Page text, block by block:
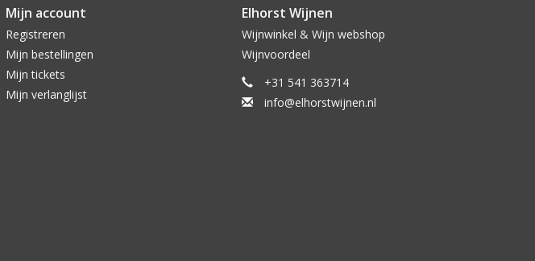
Mijn account
Registreren
Mijn bestellingen
Mijn tickets
Mijn verlanglijst
Elhorst Wijnen
Wijnwinkel & Wijn webshop
Wijnvoordeel
+31 541 363714
info@elhorstwijnen.nl